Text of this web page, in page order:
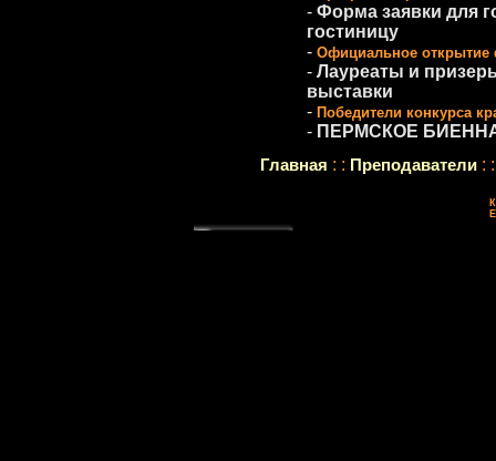
- Форма заявки для
гостиницу
- Официальное
- Лауреаты и
выставки
- Победители конкурса
- ПЕРМСКОЕ
Главная : : Преподаватели : :